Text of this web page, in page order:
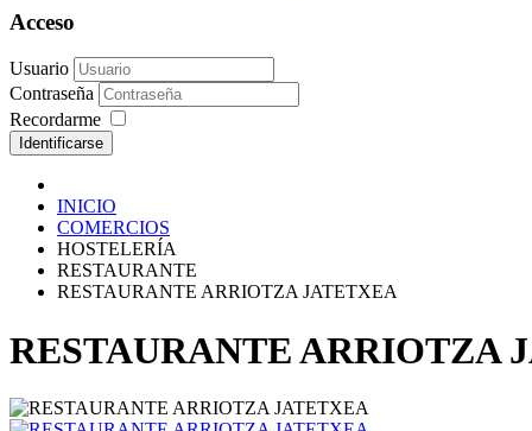
Acceso
Usuario
Contraseña
Recordarme
Identificarse
INICIO
COMERCIOS
HOSTELERÍA
RESTAURANTE
RESTAURANTE ARRIOTZA JATETXEA
RESTAURANTE ARRIOTZA